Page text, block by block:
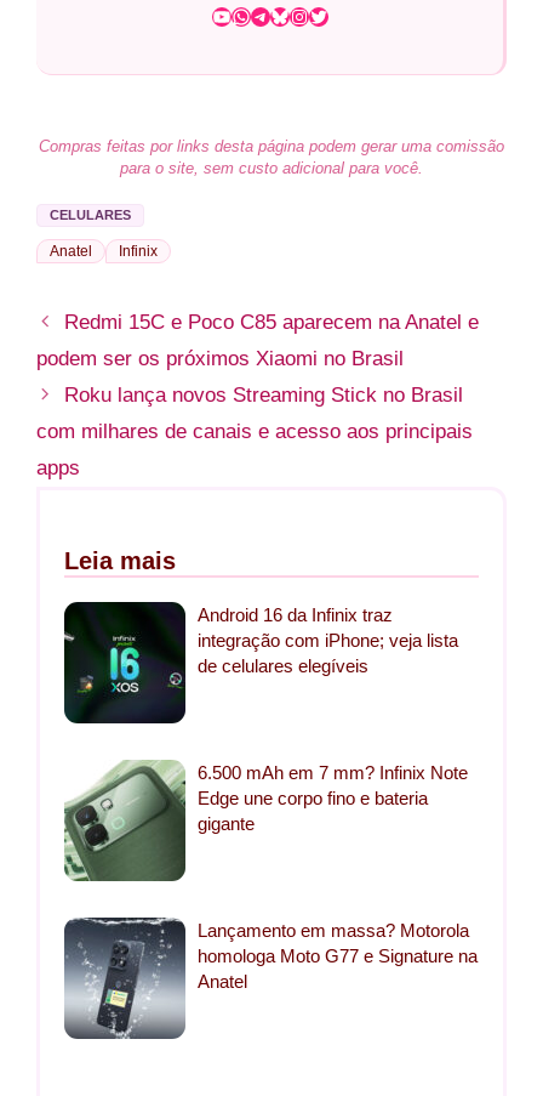
Youtube WhatsApp TelegramBluesky InstagramTwitter
Compras feitas por links desta página podem gerar uma comissão
para o site, sem custo adicional para você.
CELULARES
Anatel Infinix
Redmi 15C e Poco C85 aparecem na Anatel e
podem ser os próximos Xiaomi no Brasil
Roku lança novos Streaming Stick no Brasil
com milhares de canais e acesso aos principais
apps
Leia mais
Android 16 da Infinix traz
integração com iPhone; veja lista
de celulares elegíveis
6.500 mAh em 7 mm? Infinix Note
Edge une corpo fino e bateria
gigante
Lançamento em massa? Motorola
homologa Moto G77 e Signature na
Anatel